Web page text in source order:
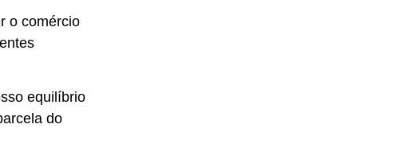
o comércio
equilíbrio
do